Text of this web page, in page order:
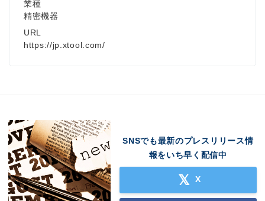
業種
精密機器
URL
https://jp.xtool.com/
SNSでも最新のプレスリリース情
報をいち早く配信中
X